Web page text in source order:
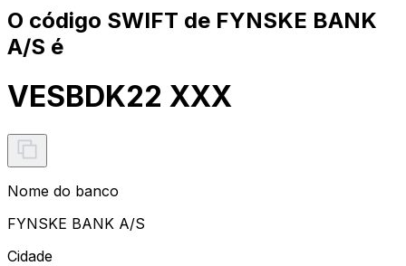
O código SWIFT de FYNSKE BANK
A/S é
VESBDK22 XXX
Nome do banco
FYNSKE BANK A/S
Cidade